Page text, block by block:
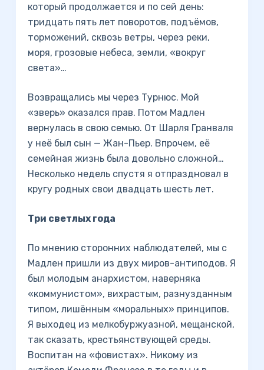
который продолжается и по сей день:
тридцать пять лет поворотов, подъёмов,
торможений, сквозь ветры, через реки,
моря, грозовые небеса, земли, «вокруг
света»…
Возвращались мы через Турнюс. Мой
«зверь» оказался прав. Потом Мадлен
вернулась в свою семью. От Шарля Гранваля
у неё был сын — Жан-Пьер. Впрочем, её
семейная жизнь была довольно сложной…
Несколько недель спустя я отпраздновал в
кругу родных свои двадцать шесть лет.
Три светлых года
По мнению сторонних наблюдателей, мы с
Мадлен пришли из двух миров-антиподов. Я
был молодым анархистом, наверняка
«коммунистом», вихрастым, разнузданным
типом, лишённым «моральных» принципов.
Я выходец из мелкобуржуазной, мещанской,
так сказать, крестьянствующей среды.
Воспитан на «фовистах». Никому из